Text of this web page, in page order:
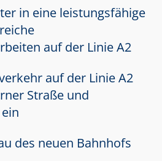
in eine leistungsfähige
auf der Linie A2
auf der Linie A2
Straße und
des neuen Bahnhofs